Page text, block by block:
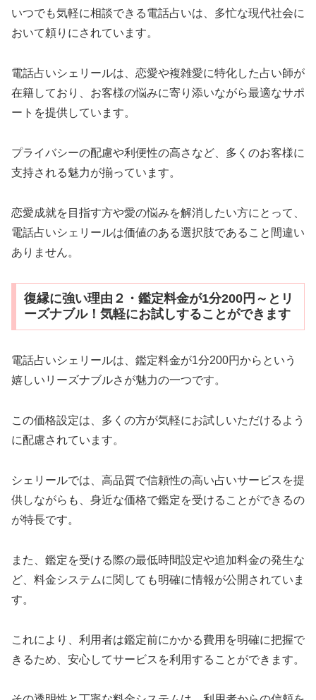
いつでも気軽に相談できる電話占いは、多忙な現代社会に
おいて頼りにされています。
電話占いシェリールは、恋愛や複雑愛に特化した占い師が
在籍しており、お客様の悩みに寄り添いながら最適なサポ
ートを提供しています。
プライバシーの配慮や利便性の高さなど、多くのお客様に
支持される魅力が揃っています。
恋愛成就を目指す方や愛の悩みを解消したい方にとって、
電話占いシェリールは価値のある選択肢であること間違い
ありません。
復縁に強い理由２・鑑定料金が1分200円～とリ
ーズナブル！気軽にお試しすることができます
電話占いシェリールは、鑑定料金が1分200円からという
嬉しいリーズナブルさが魅力の一つです。
この価格設定は、多くの方が気軽にお試しいただけるよう
に配慮されています。
シェリールでは、高品質で信頼性の高い占いサービスを提
供しながらも、身近な価格で鑑定を受けることができるの
が特長です。
また、鑑定を受ける際の最低時間設定や追加料金の発生な
ど、料金システムに関しても明確に情報が公開されていま
す。
これにより、利用者は鑑定前にかかる費用を明確に把握で
きるため、安心してサービスを利用することができます。